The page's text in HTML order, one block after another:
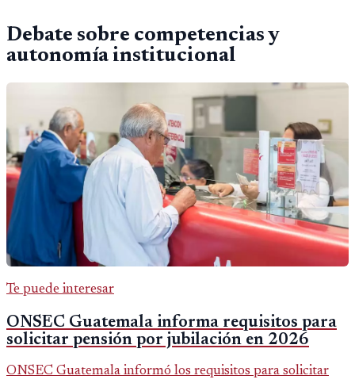
Debate sobre competencias y
autonomía institucional
Te puede interesar
ONSEC Guatemala informa requisitos para
solicitar pensión por jubilación en 2026
ONSEC Guatemala informó los requisitos para solicitar